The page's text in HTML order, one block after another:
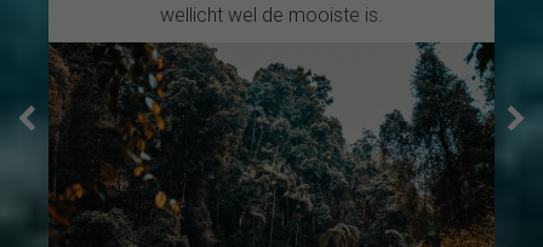
wandeltocht van 3-4 uur maken.